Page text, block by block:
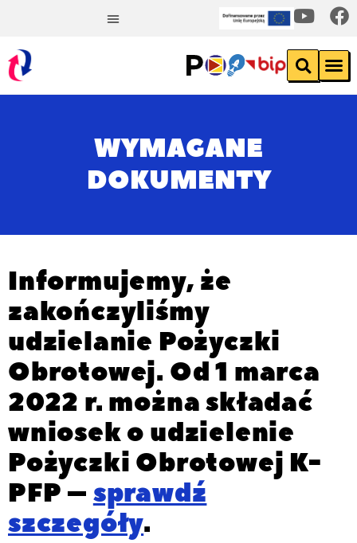
WYMAGANE
DOKUMENTY
Informujemy, że
zakończyliśmy
udzielanie Pożyczki
Obrotowej. Od 1 marca
2022 r. można składać
wniosek o udzielenie
Pożyczki Obrotowej K-
PFP –sprawdź
szczegóły.